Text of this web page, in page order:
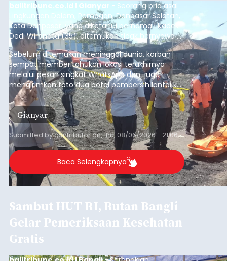
balitribune.co.id I Gianyar - Seorang pria asal
Lingkungan Dalem, Pemogan, Denpasar Selatan,
Kota Denpasar, yang diketahui bernama I Kadek
Dedi Wiranata (35), ditemukan tidak bernyawa di
pesisir Pantai Purnama, Sukawati.
Sebelum ditemukan meninggal dunia, korban
sempat memberitahukan lokasi terakhirnya
melalui pesan singkat WhatsApp dan juga
mengirimkan foto dua botol pembersih lantai ke
istrinya.
Gianyar
Submitted bycontributoronThu, 08/06/2026 - 21:06
Baca Selengkapnya
Sambut HUT RI, Rutan Bangli
Gelar Pemeriksaan Kesehatan
Gratis